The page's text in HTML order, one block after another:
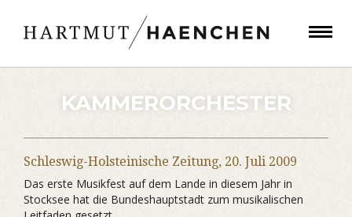
KAMMERORCHESTER
Schleswig-Holsteinische Zeitung, 20. Juli 2009
Das erste Musikfest auf dem Lande in diesem Jahr in
Stocksee hat die Bundeshauptstadt zum musikalischen